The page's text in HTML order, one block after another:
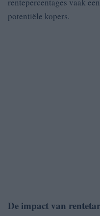
potentiële kopers.
De impact van